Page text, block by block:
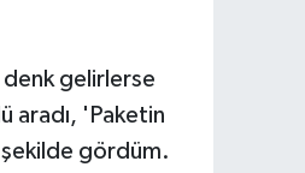
denk gelirlerse
aradı, 'Paketin
şekilde gördüm.